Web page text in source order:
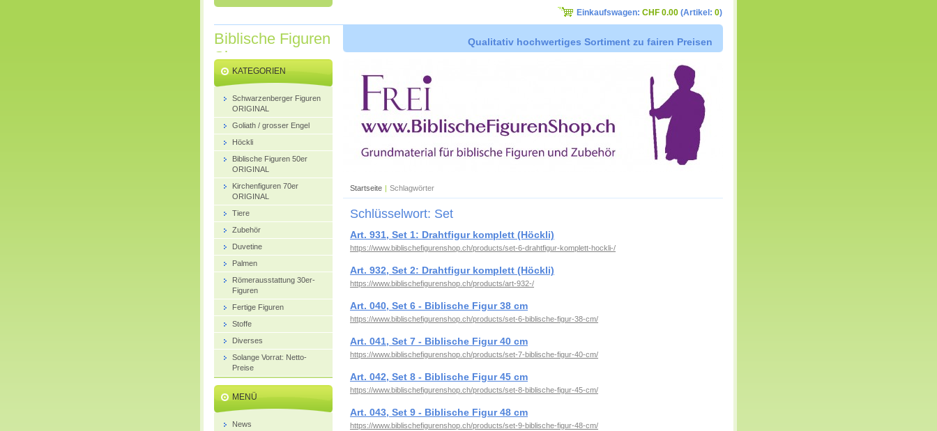
Biblische Figuren
Shop
Qualitativ hochwertiges Sortiment zu fairen Preisen
Startseite | Schlagwörter
Schlüsselwort: Set
Art. 931, Set 1: Drahtfigur komplett (Höckli)
https://www.biblischefigurenshop.ch/products/set-6-drahtfigur-komplett-hockli-/
Art. 932, Set 2: Drahtfigur komplett (Höckli)
https://www.biblischefigurenshop.ch/products/art-932-/
Art. 040, Set 6 - Biblische Figur 38 cm
https://www.biblischefigurenshop.ch/products/set-6-biblische-figur-38-cm/
Art. 041, Set 7 - Biblische Figur 40 cm
https://www.biblischefigurenshop.ch/products/set-7-biblische-figur-40-cm/
Art. 042, Set 8 - Biblische Figur 45 cm
https://www.biblischefigurenshop.ch/products/set-8-biblische-figur-45-cm/
Art. 043, Set 9 - Biblische Figur 48 cm
https://www.biblischefigurenshop.ch/products/set-9-biblische-figur-48-cm/
KATEGORIEN
Schwarzenberger Figuren
ORIGINAL
Goliath / grosser Engel
Höckli
Biblische Figuren 50er
ORIGINAL
Kirchenfiguren 70er
ORIGINAL
Tiere
Zubehör
Duvetine
Palmen
Römerausstattung 30er-
Figuren
Fertige Figuren
Stoffe
Diverses
Solange Vorrat: Netto-
Preise
MENÜ
News
Einkaufswagen: CHF 0.00 (Artikel: 0)